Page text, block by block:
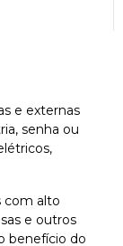
e externas
senha ou
com alto
e outros
benefício do